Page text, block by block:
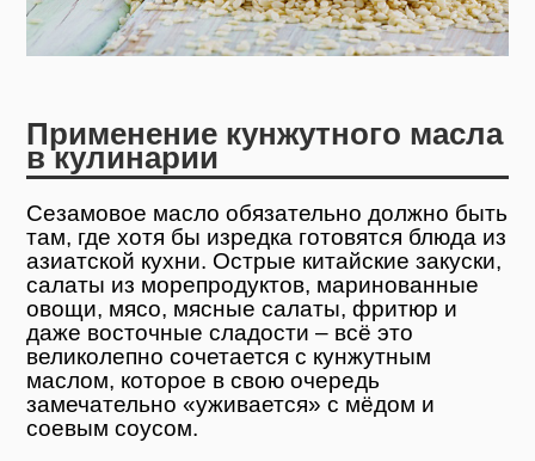
Применение кунжутного масла
в кулинарии
Сезамовое масло обязательно должно быть
там, где хотя бы изредка готовятся блюда из
азиатской кухни. Острые китайские закуски,
салаты из морепродуктов, маринованные
овощи, мясо, мясные салаты, фритюр и
даже восточные сладости – всё это
великолепно сочетается с кунжутным
маслом, которое в свою очередь
замечательно «уживается» с мёдом и
соевым соусом.